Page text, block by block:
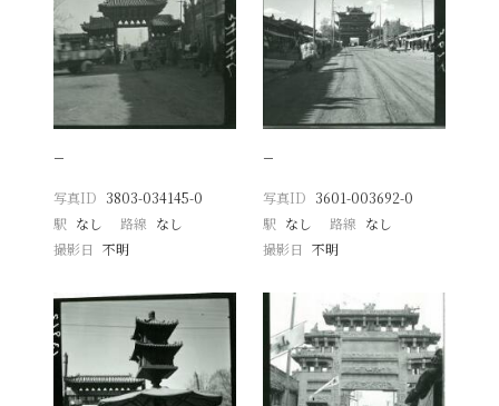
−
写真ID 3803-034145-0
駅 なし 路線 なし
撮影日
不明
−
写真ID 3601-003692-0
駅 なし 路線 なし
撮影日 不明